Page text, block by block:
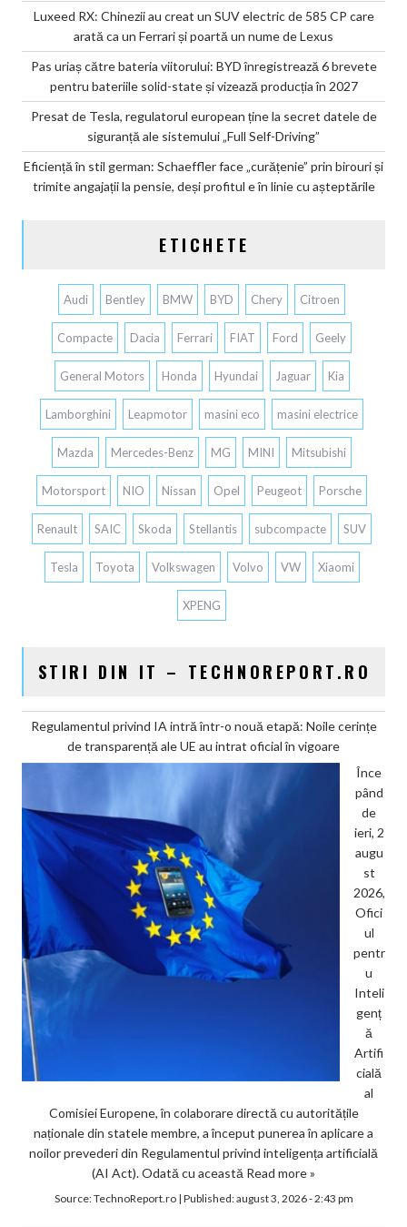
Luxeed RX: Chinezii au creat un SUV electric de 585 CP care
arată ca un Ferrari și poartă un nume de Lexus
Pas uriaș către bateria viitorului: BYD înregistrează 6 brevete
pentru bateriile solid-state și vizează producția în 2027
Presat de Tesla, regulatorul european ține la secret datele de
siguranță ale sistemului „Full Self-Driving”
Eficiență în stil german: Schaeffler face „curățenie” prin birouri și
trimite angajații la pensie, deși profitul e în linie cu așteptările
ETICHETE
Audi Bentley BMW BYD Chery Citroen
Compacte Dacia Ferrari FIAT Ford Geely
General Motors Honda Hyundai Jaguar Kia
Lamborghini Leapmotor masini eco masini electrice
Mazda Mercedes-Benz MG MINI Mitsubishi
Motorsport NIO Nissan Opel Peugeot Porsche
Renault SAIC Skoda Stellantis subcompacte SUV
Tesla Toyota Volkswagen Volvo VW Xiaomi
XPENG
STIRI DIN IT – TECHNOREPORT.RO
Regulamentul privind IA intră într-o nouă etapă: Noile cerințe
de transparență ale UE au intrat oficial în vigoare
Înce
pând
de
ieri, 2
augu
st
2026,
Ofici
ul
pentr
u
Inteli
genț
ă
Artifi
cială
al
Comisiei Europene, în colaborare directă cu autoritățile
naționale din statele membre, a început punerea în aplicare a
noilor prevederi din Regulamentul privind inteligența artificială
(AI Act). Odată cu această Read more »
Source:TechnoReport.ro| Published:august 3, 2026 - 2:43 pm